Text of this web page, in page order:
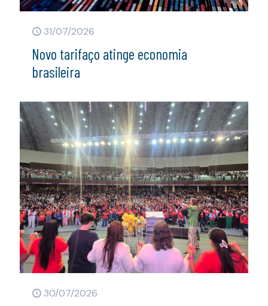
31/07/2026
Novo tarifaço atinge economia
brasileira
30/07/2026